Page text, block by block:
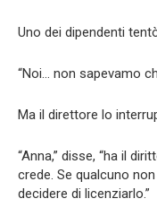
Uno dei dipendenti
“Noi… non sapevamo
Ma il direttore lo
“Anna,” disse, “ha il
crede. Se qualcuno
decidere di licenziarlo.”